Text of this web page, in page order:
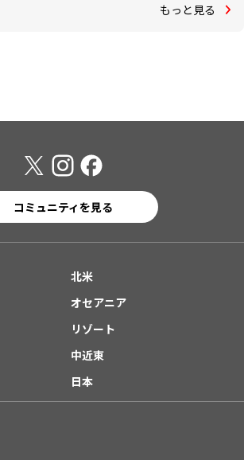
もっと見る
コミュニティを見る
北米
オセアニア
リゾート
中近東
日本